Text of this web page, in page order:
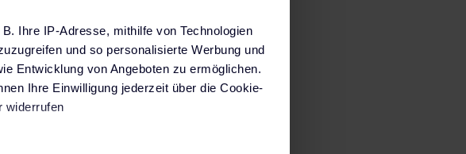
Ihre IP-Adresse, mithilfe von Technologien
und so personalisierte Werbung und
Entwicklung von Angeboten zu ermöglichen.
Ihre Einwilligung jederzeit über die Cookie-
widerrufen